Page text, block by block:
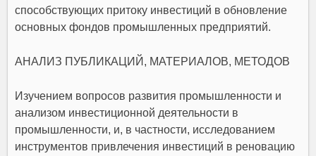
способствующих притоку инвестиций в обновление
основных фондов промышленных предприятий.
АНАЛИЗ ПУБЛИКАЦИЙ, МАТЕРИАЛОВ, МЕТОДОВ
Изучением вопросов развития промышленности и
анализом инвестиционной деятельности в
промышленности, и, в частности, исследованием
инструментов привлечения инвестиций в реновацию